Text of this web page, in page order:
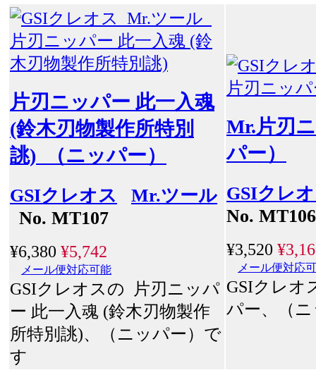
片刃ニッパー 此一入魂
(鈴木刃物製作所特別
誂) （ニッパー）
GSIクレオス
Mr.ツール
No. MT107
¥6,380 ¥5,742
メール便対応可能
GSIクレオスの 片刃ニッパ
ー 此一入魂 (鈴木刃物製作
所特別誂)、（ニッパー）で
す
Mr.片刃
パー）
GSIクレ
No. MT106
¥3,520
メール便対応
GSIクレオ
パー、（